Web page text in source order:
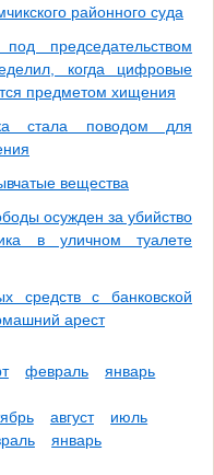
районного суда
председательством
когда цифровые
предметом хищения
стала поводом для
вещества
осужден за убийство
в уличном туалете
средств с банковской
арест
февраль
январь
август
июль
январь